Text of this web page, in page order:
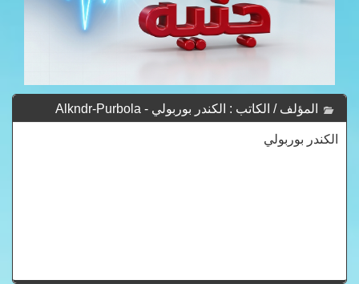
المؤلف / الكاتب : الكندر بوربولي - Alkndr-Purbola
الكندر بوربولي